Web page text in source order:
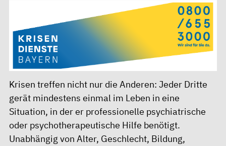
Krisen treffen nicht nur die Anderen: Jeder Dritte
gerät mindestens einmal im Leben in eine
Situation, in der er professionelle psychiatrische
oder psychotherapeutische Hilfe benötigt.
Unabhängig von Alter, Geschlecht, Bildung,